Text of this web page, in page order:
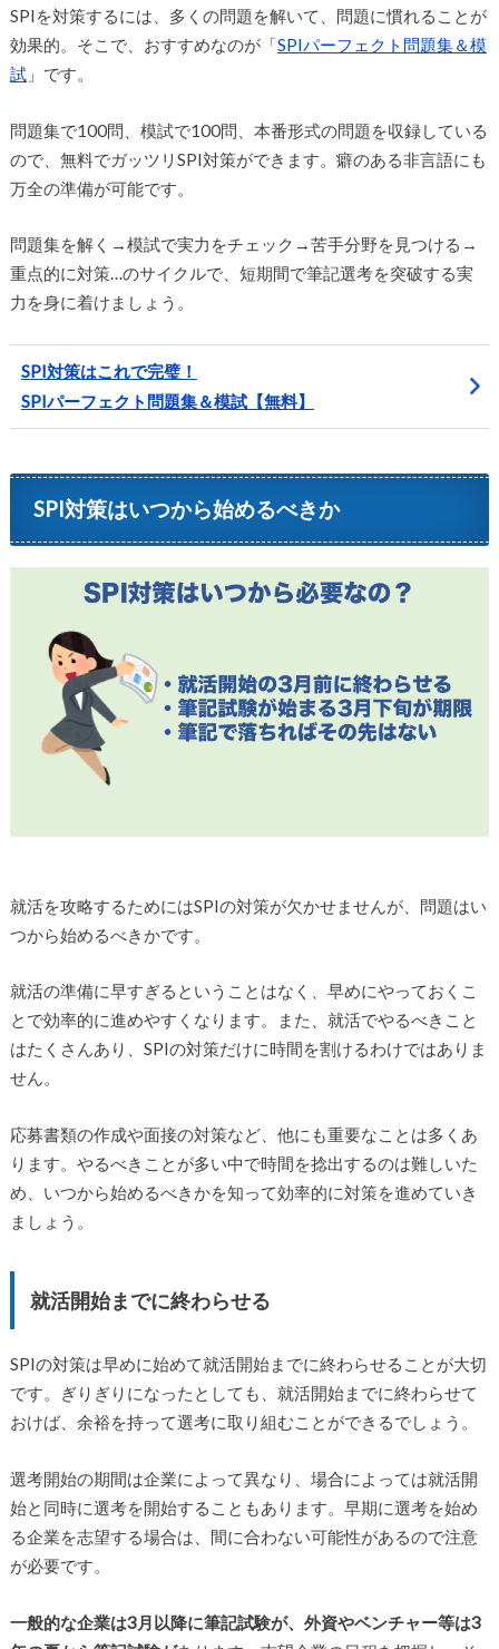
SPIを対策するには、多くの問題を解いて、問題に慣れることが
効果的。そこで、おすすめなのが「SPIパーフェクト問題集＆模
試」です。
問題集で100問、模試で100問、本番形式の問題を収録している
ので、無料でガッツリSPI対策ができます。癖のある非言語にも
万全の準備が可能です。
問題集を解く→模試で実力をチェック→苦手分野を見つける→
重点的に対策…のサイクルで、短期間で筆記選考を突破する実
力を身に着けましょう。
SPI対策はこれで完璧！
SPIパーフェクト問題集＆模試【無料】
SPI対策はいつから始めるべきか
就活を攻略するためにはSPIの対策が欠かせませんが、問題はい
つから始めるべきかです。
就活の準備に早すぎるということはなく、早めにやっておくこ
とで効率的に進めやすくなります。また、就活でやるべきこと
はたくさんあり、SPIの対策だけに時間を割けるわけではありま
せん。
応募書類の作成や面接の対策など、他にも重要なことは多くあ
ります。やるべきことが多い中で時間を捻出するのは難しいた
め、いつから始めるべきかを知って効率的に対策を進めていき
ましょう。
就活開始までに終わらせる
SPIの対策は早めに始めて就活開始までに終わらせることが大切
です。ぎりぎりになったとしても、就活開始までに終わらせて
おけば、余裕を持って選考に取り組むことができるでしょう。
選考開始の期間は企業によって異なり、場合によっては就活開
始と同時に選考を開始することもあります。早期に選考を始め
る企業を志望する場合は、間に合わない可能性があるので注意
が必要です。
一般的な企業は3月以降に筆記試験が、外資やベンチャー等は3